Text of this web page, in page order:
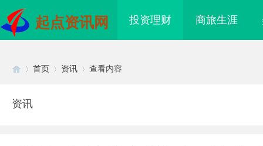
起点资讯网 投资理财 商旅生涯
首页 资讯 查看内容
资讯